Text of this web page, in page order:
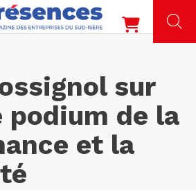
sur
podium de la
et la